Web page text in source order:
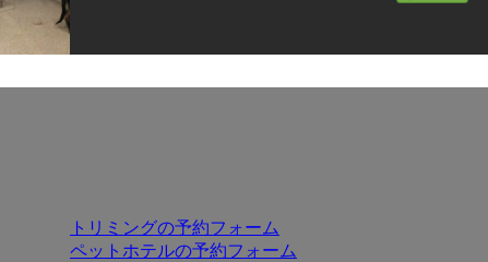
トリミングの予約フォーム
ペットホテルの予約フォーム